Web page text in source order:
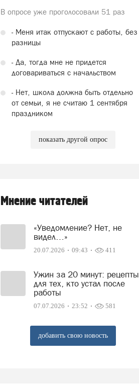
В опросе уже проголосовали 51 раз
- Меня итак отпускают с работы, без
разницы
- Да, тогда мне не придется
договариваться с начальством
- Нет, школа должна быть отдельно
от семьи, я не считаю 1 сентября
праздником
показать другой опрос
Мнение читателей
«Уведомление? Нет, не
видел…»
20.07.2026 09:43 411
Ужин за 20 минут: рецепты
для тех, кто устал после
работы
07.07.2026 23:52 581
добавить свою новость